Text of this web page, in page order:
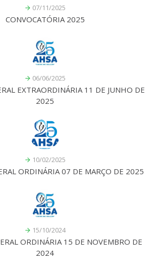
07/11/2025
CONVOCATÓRIA 2025
06/06/2025
EXTRAORDINÁRIA 11 DE JUNHO DE
2025
10/02/2025
ORDINÁRIA 07 DE MARÇO DE 2025
15/10/2024
ORDINÁRIA 15 DE NOVEMBRO DE
2024